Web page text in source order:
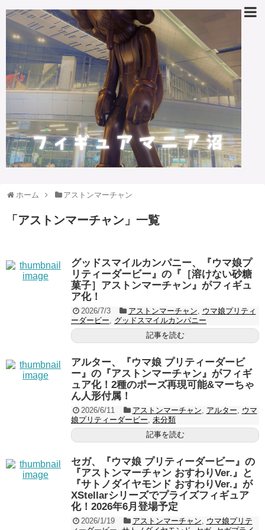
ホーム アストンマーチャン
「 アストンマーチャン 」 一覧
グッドスマイルカンパニー、『ウマ娘プ
リティーダービー』の『［溶けない砂糖
菓子］アストンマーチャン』がフィギュ
ア化！
2026/7/3 アストンマーチャン, ウマ娘プリティ
ーダービー, グッドスマイルカンパニー
記事を読む
アルター、『ウマ娘 プリティーダービ
ー』の『アストンマーチャン』がフィギ
ュア化！2種のポーズ再現可能&マーちゃ
ん人形付属！
2026/6/11 アストンマーチャン, アルター, ウマ
娘プリティーダービー, 未分類
記事を読む
セガ、『ウマ娘 プリティーダービー』の
『アストンマーチャン おすわりVer.』と
『サトノダイヤモンド おすわりVer.』が
XStellarシリーズでプライズフィギュア
化！2026年6月登場予定
2026/1/19 アストンマーチャン, ウマ娘プリテ